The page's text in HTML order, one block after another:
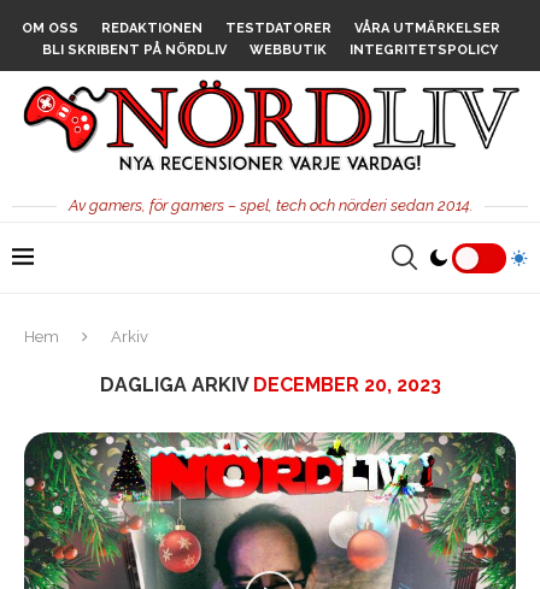
OM OSS REDAKTIONEN TESTDATORER
VÅRA UTMÄRKELSER
BLI SKRIBENT PÅ NÖRDLIV
WEBBUTIK INTEGRITETSPOLICY
Av gamers, för gamers – spel, tech och nörderi sedan 2014.
Hem Arkiv
DAGLIGA ARKIV DECEMBER 20, 2023